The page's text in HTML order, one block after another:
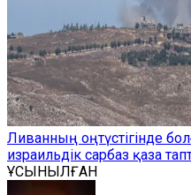
Ливанның оңтүстігінде
израильдік сарбаз қаза
ҰСЫНЫЛҒАН